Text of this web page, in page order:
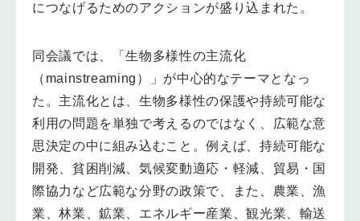
につなげるためのアクションが盛り込まれた。
同会議では、「生物多様性の主流化
（mainstreaming）」が中心的なテーマとなっ
た。主流化とは、生物多様性の保護や持続可能な
利用の問題を単独で考えるのではなく、広範な意
思決定の中に組み込むこと。例えば、持続可能な
開発、貧困削減、気候変動適応・軽減、貿易・国
際協力など広範な分野の政策で、また、農業、漁
業、林業、鉱業、エネルギー産業、観光業、輸送